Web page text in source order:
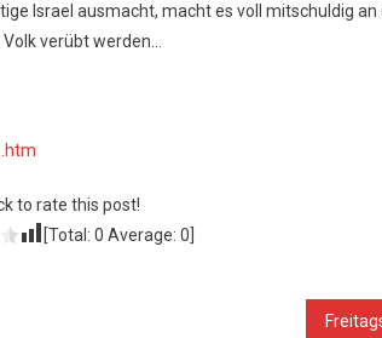
Israel ausmacht, macht es voll mitschuldig an
verübt werden…
to rate this post!
[Total: 0 Average: 0